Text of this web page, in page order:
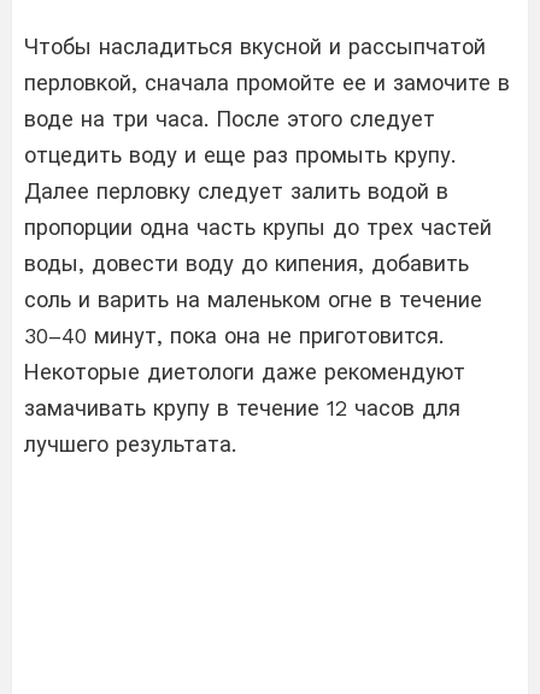
Чтобы насладиться вкусной и рассыпчатой ​​
перловкой, сначала промойте ее и замочите в
воде на три часа. После этого следует
отцедить воду и еще раз промыть крупу.
Далее перловку следует залить водой в
пропорции одна часть крупы до трех частей
воды, довести воду до кипения, добавить
соль и варить на маленьком огне в течение
30–40 минут, пока она не приготовится.
Некоторые диетологи даже рекомендуют
замачивать крупу в течение 12 часов для
лучшего результата.